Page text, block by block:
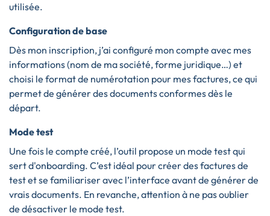
utilisée.
Configuration de base
Dès mon inscription, j’ai configuré mon compte avec mes
informations (nom de ma société, forme juridique…) et
choisi le format de numérotation pour mes factures, ce qui
permet de générer des documents conformes dès le
départ.
Mode test
Une fois le compte créé, l’outil propose un mode test qui
sert d'onboarding. C’est idéal pour créer des factures de
test et se familiariser avec l’interface avant de générer de
vrais documents. En revanche, attention à ne pas oublier
de désactiver le mode test.